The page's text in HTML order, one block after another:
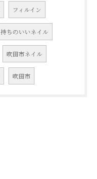
フィルイン
持ちのいいネイル
吹田市ネイル
吹田市